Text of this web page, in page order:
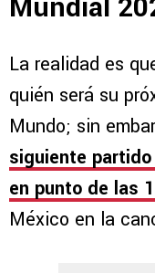
Mundial
La realidad es
quién será su
Mundo; sin
siguiente
en punto de las
México en la